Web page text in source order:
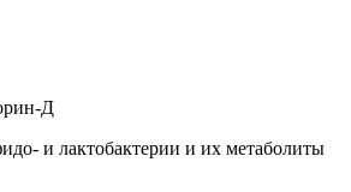
Д
и лактобактерии и их метаболиты